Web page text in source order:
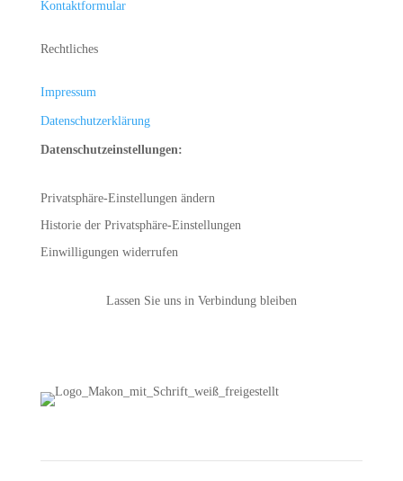
Kontaktformular
Rechtliches
Impressum
Datenschutzerklärung
Datenschutzeinstellungen:
Privatsphäre-Einstellungen ändern
Historie der Privatsphäre-Einstellungen
Einwilligungen widerrufen
Lassen Sie uns in Verbindung bleiben